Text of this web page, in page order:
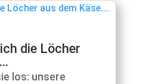
die Löcher
los: unsere